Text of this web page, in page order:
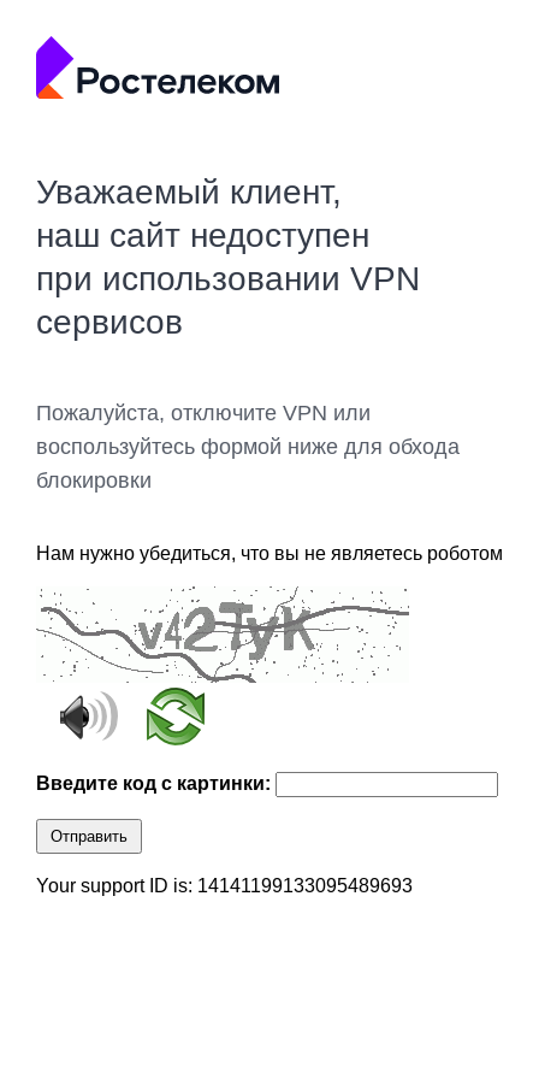
Уважаемый клиент,
наш сайт недоступен
при использовании VPN
сервисов
Пожалуйста, отключите VPN или
воспользуйтесь формой ниже для обхода
блокировки
Нам нужно убедиться, что вы не являетесь роботом
Введите код с картинки:
Отправить
Your support ID is: 14141199133095489693